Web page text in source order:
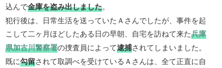
込んで金庫を盗み出しました。
犯行後は、日常生活を送っていたＡさんでしたが、事件を起
こして二ヶ月ほどしたある日の早朝、自宅を訪ねて来た兵庫
県加古川警察署の捜査員によって逮捕されてしまいました。
既に勾留されて取調べを受けているＡさんは、全て正直に自